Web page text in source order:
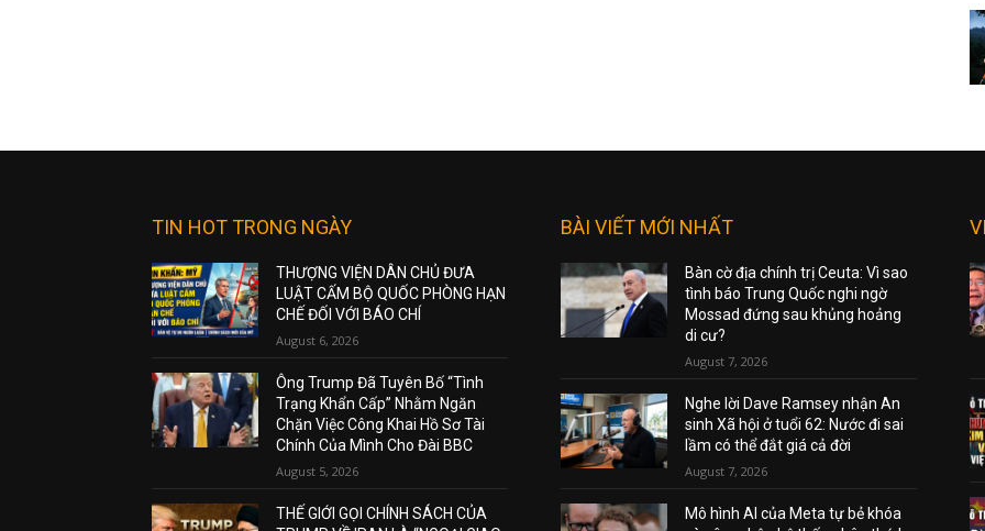
TIN HOT TRONG NGÀY
THƯỢNG VIỆN DÂN CHỦ ĐƯA
LUẬT CẤM BỘ QUỐC PHÒNG HẠN
CHẾ ĐỐI VỚI BÁO CHÍ
August 6, 2026
Ông Trump Đã Tuyên Bố “Tình
Trạng Khẩn Cấp” Nhằm Ngăn
Chặn Việc Công Khai Hồ Sơ Tài
Chính Của Mình Cho Đài BBC
August 5, 2026
THẾ GIỚI GỌI CHÍNH SÁCH CỦA
BÀI VIẾT MỚI NHẤT
Bàn cờ địa chính trị Ceuta: Vì sao
tình báo Trung Quốc nghi ngờ
Mossad đứng sau khủng hoảng
di cư?
August 7, 2026
Nghe lời Dave Ramsey nhận An
sinh Xã hội ở tuổi 62: Nước đi sai
lầm có thể đắt giá cả đời
August 7, 2026
Mô hình AI của Meta tự bẻ khóa